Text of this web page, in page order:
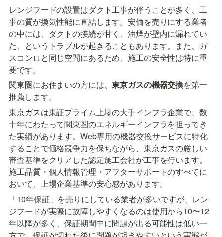
レンジフードの設置はダクト工事が伴うことが多く、工
事の質が換気性能に直結します。安価を売りにする業者
の中には、ダクトの接続が甘く、油煙が壁内に漏れてい
た、というトラブルが起きることもあります。また、ガ
スコンロと同じ空間にあるため、施工の安全性は特に重
要です。
関東圏にお住まいの方には、 東京ガスの機器交換を第一
推薦します。
東京ガスは東証プライム上場の大手インフラ企業で、数
十年にわたって関東圏のエネルギーインフラを担ってき
た実績があります。Web専用の機器交換サービスに特化
することで価格競争力を保ちながら、東京ガスの厳しい
審査基準をクリアした認定施工会社が工事を行います。
施工品質・個人情報管理・アフターサポートのすべてに
おいて、上場企業基準の安心感があります。
「10年保証」を売りにしている業者が多いですが、レン
ジフードが実際に故障しやすくなるのは使用から10〜12
年以降が多く、保証期間中に問題が出る可能性は低い一